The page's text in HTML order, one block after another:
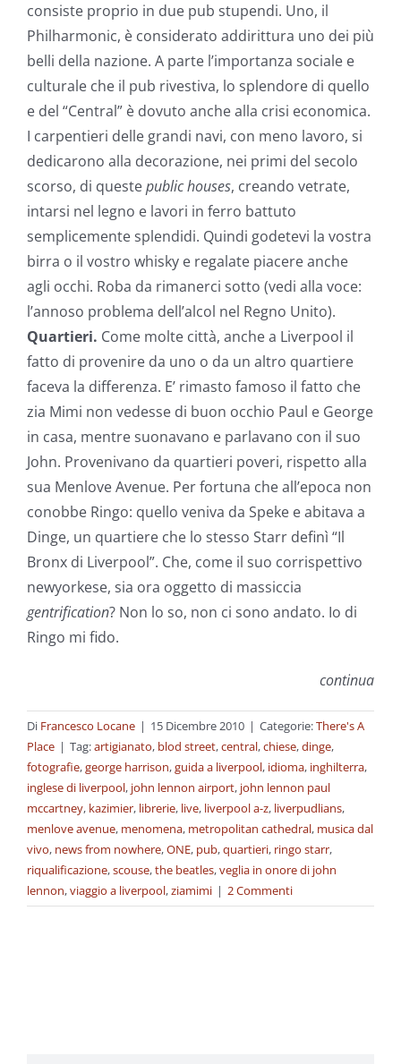
consiste proprio in due pub stupendi. Uno, il
Philharmonic, è considerato addirittura uno dei più
belli della nazione. A parte l’importanza sociale e
culturale che il pub rivestiva, lo splendore di quello
e del “Central” è dovuto anche alla crisi economica.
I carpentieri delle grandi navi, con meno lavoro, si
dedicarono alla decorazione, nei primi del secolo
scorso, di questepublic houses, creando vetrate,
intarsi nel legno e lavori in ferro battuto
semplicemente splendidi. Quindi godetevi la vostra
birra o il vostro whisky e regalate piacere anche
agli occhi. Roba da rimanerci sotto (vedi alla voce:
l’annoso problema dell’alcol nel Regno Unito).
Quartieri. Come molte città, anche a Liverpool il
fatto di provenire da uno o da un altro quartiere
faceva la differenza. E’ rimasto famoso il fatto che
zia Mimi non vedesse di buon occhio Paul e George
in casa, mentre suonavano e parlavano con il suo
John. Provenivano da quartieri poveri, rispetto alla
sua Menlove Avenue. Per fortuna che all’epoca non
conobbe Ringo: quello veniva da Speke e abitava a
Dinge, un quartiere che lo stesso Starr definì “Il
Bronx di Liverpool”. Che, come il suo corrispettivo
newyorkese, sia ora oggetto di massiccia
gentrification? Non lo so, non ci sono andato. Io di
Ringo mi fido.
continua
Di Francesco Locane | 15 Dicembre 2010 | Categorie:There's A
Place | Tag:artigianato, blod street,central,chiese,dinge,
fotografie,george harrison,guida a liverpool, idioma, inghilterra,
inglese di liverpool, john lennon airport, john lennon paul
mccartney, kazimier, librerie, live, liverpool a-z, liverpudlians,
menlove avenue, menomena, metropolitan cathedral, musica dal
vivo, news from nowhere,ONE, pub,quartieri, ringo starr,
riqualificazione,scouse,the beatles,veglia in onore di john
lennon,viaggio a liverpool,ziamimi | 2 Commenti